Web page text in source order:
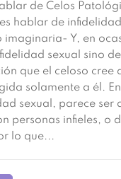
de Celos
hablar de
imaginaria- Y, en
sexual sino
que el celoso cree
solamente a él.
sexual, parece ser
personas infieles, o
lo que...